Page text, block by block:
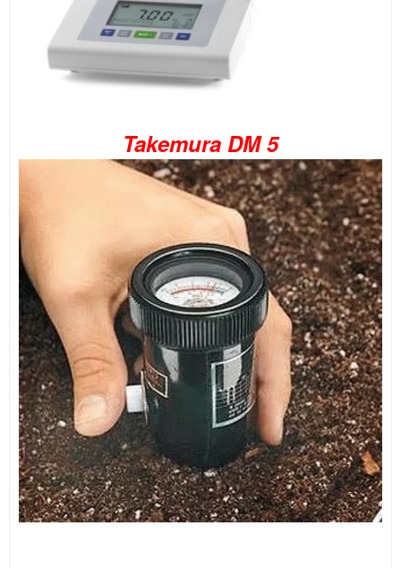
Takemura DM 5